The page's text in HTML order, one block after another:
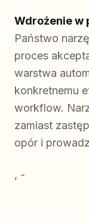
Wdrożenie w
Państwo
proces
warstwa
konkretnemu
workflow.
zamiast
opór i
, -